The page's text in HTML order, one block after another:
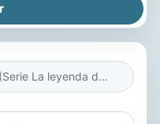
El guerrero (Serie La leyenda del hechicero 2)